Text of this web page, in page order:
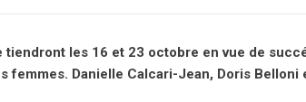
les 16 et 23 octobre en vue de
Danielle Calcari-Jean, Doris Belloni